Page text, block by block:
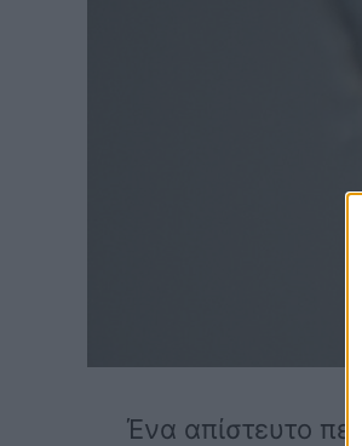
Ένα απίστευτο